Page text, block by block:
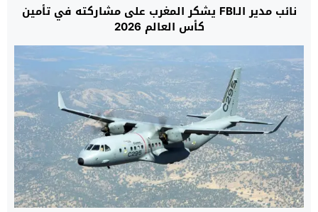
نائب مدير الـFBI يشكر المغرب على مشاركته في تأمين
كأس العالم 2026